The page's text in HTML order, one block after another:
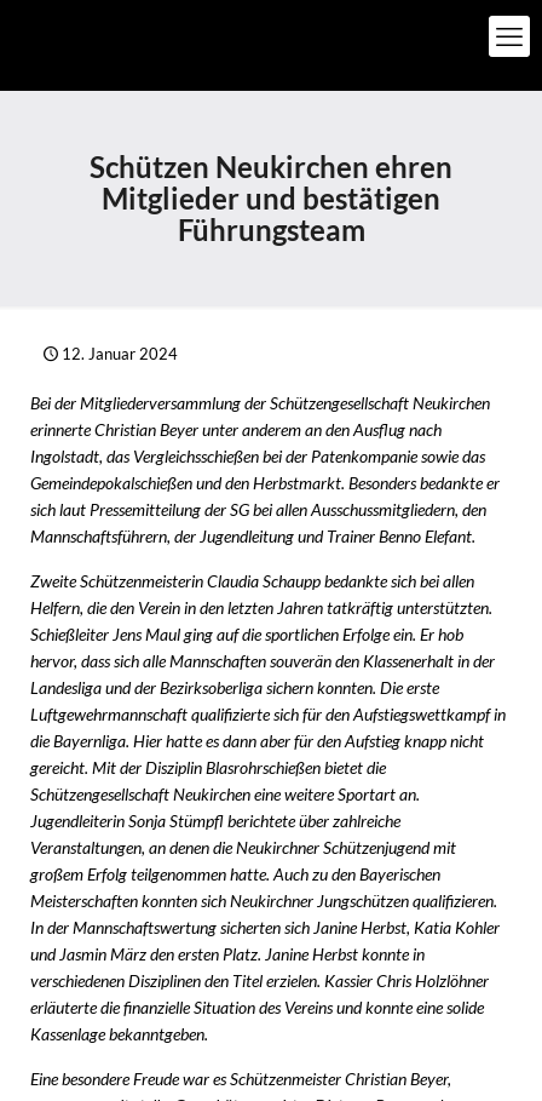
Schützen Neukirchen ehren
Mitglieder und bestätigen
Führungsteam
12. Januar 2024
Bei der Mitgliederversammlung der Schützengesellschaft Neukirchen
erinnerte Christian Beyer unter anderem an den Ausflug nach
Ingolstadt, das Vergleichsschießen bei der Patenkompanie sowie das
Gemeindepokalschießen und den Herbstmarkt. Besonders bedankte er
sich laut Pressemitteilung der SG bei allen Ausschussmitgliedern, den
Mannschaftsführern, der Jugendleitung und Trainer Benno Elefant.
Zweite Schützenmeisterin Claudia Schaupp bedankte sich bei allen
Helfern, die den Verein in den letzten Jahren tatkräftig unterstützten.
Schießleiter Jens Maul ging auf die sportlichen Erfolge ein. Er hob
hervor, dass sich alle Mannschaften souverän den Klassenerhalt in der
Landesliga und der Bezirksoberliga sichern konnten. Die erste
Luftgewehrmannschaft qualifizierte sich für den Aufstiegswettkampf in
die Bayernliga. Hier hatte es dann aber für den Aufstieg knapp nicht
gereicht. Mit der Disziplin Blasrohrschießen bietet die
Schützengesellschaft Neukirchen eine weitere Sportart an.
Jugendleiterin Sonja Stümpfl berichtete über zahlreiche
Veranstaltungen, an denen die Neukirchner Schützenjugend mit
großem Erfolg teilgenommen hatte. Auch zu den Bayerischen
Meisterschaften konnten sich Neukirchner Jungschützen qualifizieren.
In der Mannschaftswertung sicherten sich Janine Herbst, Katia Kohler
und Jasmin März den ersten Platz. Janine Herbst konnte in
verschiedenen Disziplinen den Titel erzielen. Kassier Chris Holzlöhner
erläuterte die finanzielle Situation des Vereins und konnte eine solide
Kassenlage bekanntgeben.
Eine besondere Freude war es Schützenmeister Christian Beyer,